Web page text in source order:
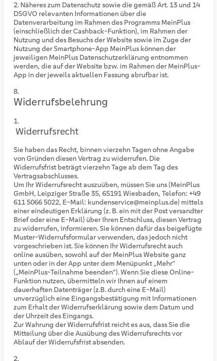
Näheres zum Datenschutz sowie die gemäß Art. 13 und 14
DSGVO relevanten Informationen über die
Datenverarbeitung im Rahmen des Programms MeinPlus
(einschließlich der Cashback-Funktion), im Rahmen der
Nutzung und des Besuchs der Website sowie im Zuge der
Nutzung der Smartphone-App MeinPlus können der
jeweiligen MeinPlus Datenschutzerklärung entnommen
werden, die auf der Website bzw. im Rahmen der MeinPlus-
App in der jeweils aktuellen Fassung abrufbar ist.
Widerrufsbelehrung
Widerrufsrecht
Sie haben das Recht, binnen vierzehn Tagen ohne Angabe
von Gründen diesen Vertrag zu widerrufen. Die
Widerrufsfrist beträgt vierzehn Tage ab dem Tag des
Vertragsabschlusses.
Um Ihr Widerrufsrecht auszuüben, müssen Sie uns (MeinPlus
GmbH, Leipziger Straße 35, 65191 Wiesbaden, Telefon: +49
611 5066 5022, E-Mail: kundenservice@meinplus.de) mittels
einer eindeutigen Erklärung (z. B. ein mit der Post versandter
Brief oder eine E-Mail) über Ihren Entschluss, diesen Vertrag
zu widerrufen, informieren. Sie können dafür das beigefügte
Muster-Widerrufsformular verwenden, das jedoch nicht
vorgeschrieben ist. Sie können Ihr Widerrufsrecht auch
online ausüben, sowohl auf der MeinPlus Website ganz
unten oder in der App unter dem Menüpunkt „Mehr“
(„MeinPlus-Teilnahme beenden“). Wenn Sie diese Online-
Funktion nutzen, übermitteln wir Ihnen auf einem
dauerhaften Datenträger (z.B. durch eine E-Mail)
unverzüglich eine Eingangsbestätigung mit Informationen
zum Erhalt der Widerrufserklärung sowie dem Datum und
der Uhrzeit des Eingangs.
Zur Wahrung der Widerrufsfrist reicht es aus, dass Sie die
Mitteilung über die Ausübung des Widerrufsrechts vor
Ablauf der Widerrufsfrist absenden.